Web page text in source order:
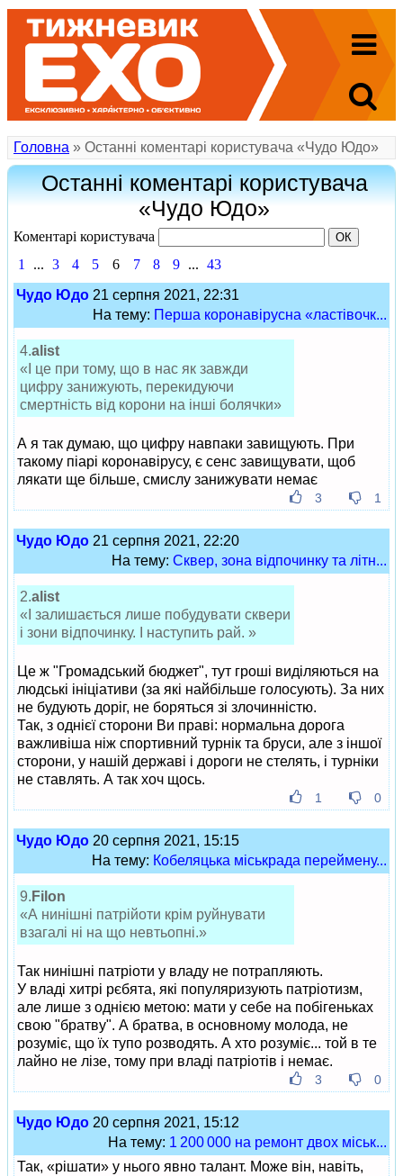
Головна » Останні коментарі користувача «Чудо Юдо»
Останні коментарі користувача
«Чудо Юдо»
Коментарі користувача
1
... 3 4 5 6 7 8 9 ... 43
Чудо Юдо 21 серпня 2021, 22:31
На тему: Перша коронавірусна «ластівочк...
4.alist
«І це при тому, що в нас як завжди
цифру занижують, перекидуючи
смертність від корони на інші болячки»
А я так думаю, що цифру навпаки завищують. При
такому піарі коронавірусу, є сенс завищувати, щоб
лякати ще більше, смислу занижувати немає
3 1
Чудо Юдо 21 серпня 2021, 22:20
На тему: Сквер, зона відпочинку та літн...
2.alist
«І залишається лише побудувати сквери
і зони відпочинку. І наступить рай. »
Це ж "Громадський бюджет", тут гроші виділяються на
людські ініціативи (за які найбільше голосують). За них
не будують доріг, не боряться зі злочинністю.
Так, з однієї сторони Ви праві: нормальна дорога
важливіша ніж спортивний турнік та бруси, але з іншої
сторони, у нашій державі і дороги не стелять, і турніки
не ставлять. А так хоч щось.
1 0
Чудо Юдо 20 серпня 2021, 15:15
На тему: Кобеляцька міськрада переймену...
9. Filon
«А нинішні патрійоти крім руйнувати
взагалі ні на що невтьопні.»
Так нинішні патріоти у владу не потрапляють.
У владі хитрі рєбята, які популяризують патріотизм,
але лише з однією метою: мати у себе на побігеньках
свою "братву". А братва, в основному молода, не
розуміє, що їх тупо розводять. А хто розуміє... той в те
лайно не лізе, тому при владі патріотів і немає.
3 0
Чудо Юдо 20 серпня 2021, 15:12
На тему: 1 200 000 на ремонт двох міськ...
Так, «рішати» у нього явно талант. Може він, навіть,